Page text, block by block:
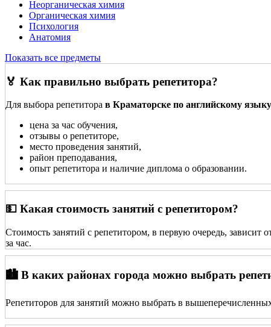
Неорганическая химия
Органическая химия
Психология
Анатомия
Показать все предметы
🏅 Как правильно выбрать репетитора?
Для выбора репетитора в Краматорске по английскому языку
цена за час обучения,
отзывы о репетиторе,
место проведения занятий,
район преподавания,
опыт репетитора и наличие диплома о образовании.
💵 Какая стоимость занятий с репетитором?
Стоимость занятий с репетитором, в первую очередь, зависит
за час.
🏙️ В каких районах города можно выбрать
Репетиторов для занятий можно выбрать в